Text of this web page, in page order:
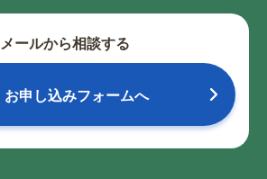
メールから相談する
お申し込みフォームへ